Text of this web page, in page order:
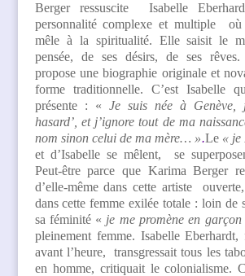
Berger ressuscite Isabelle
personnalité complexe et multiple où
mêle à la spiritualité. Elle saisit le
pensée, de ses désirs, de ses
propose une biographie originale et
forme traditionnelle. C’est Isabelle
présente : « Je suis née à Genève,
hasard’, et j’ignore tout de ma
nom sinon celui de ma mère… ».Le« je
et d’Isabelle se mêlent, se
Peut-être parce que Karima Berger
d’elle-même dans cette artiste
dans cette femme exilée totale : loin de
sa féminité « je me promène en
pleinement femme. IsabelleEberhardt,
avant l’heure, transgressait tous les
en homme, critiquait le colonialisme.